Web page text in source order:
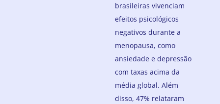
brasileiras vivenciam
efeitos psicológicos
negativos durante a
menopausa, como
ansiedade e depressão
com taxas acima da
média global. Além
disso, 47% relataram